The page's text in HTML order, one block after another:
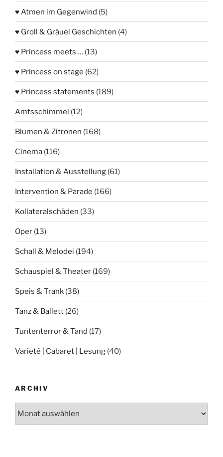
♥ Atmen im Gegenwind (5)
♥ Groll & Gräuel Geschichten (4)
♥ Princess meets … (13)
♥ Princess on stage (62)
♥ Princess statements (189)
Amtsschimmel (12)
Blumen & Zitronen (168)
Cinema (116)
Installation & Ausstellung (61)
Intervention & Parade (166)
Kollateralschäden (33)
Oper (13)
Schall & Melodei (194)
Schauspiel & Theater (169)
Speis & Trank (38)
Tanz & Ballett (26)
Tuntenterror & Tand (17)
Varieté | Cabaret | Lesung (40)
ARCHIV